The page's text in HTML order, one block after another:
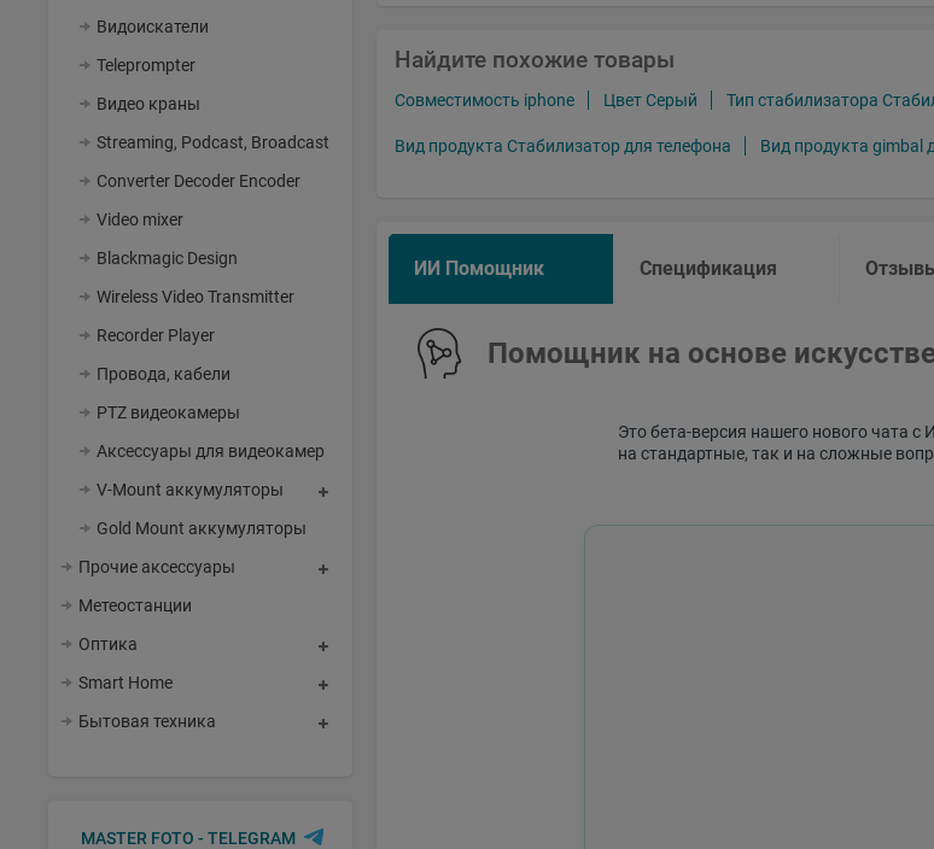
Видоискатели
Teleprompter
Видео краны
Streaming, Podcast, Broadcast
Converter Decoder Encoder
Video mixer
Blackmagic Design
Wireless Video Transmitter
Recorder Player
Провода, кабели
PTZ видеокамеры
Аксессуары для видеокамер
V-Mount аккумуляторы
Gold Mount аккумуляторы
Прочие аксессуары
Метеостанции
Оптика
Smart Home
Бытовая техника
MASTER FOTO - TELEGRAM
Найдите похожие товары
Совместимость iphone Цвет Серый Тип стабилизатора
Вид продукта Стабилизатор для телефона Вид продукта gimbal
ИИ Помощник Спецификация
Помощник на основе
Это бета-версия нашего нового чата
на стандартные, так и на сложные